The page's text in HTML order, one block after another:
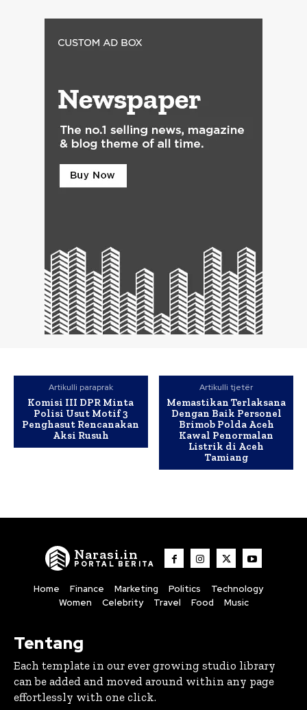
Artikulli paraprak
Komisi III DPR Minta
Polisi Usut Motif 3
Penghasut Rencanakan
Aksi Rusuh
Artikulli tjetër
Memastikan Terlaksana
Dengan Baik Personel
Brimob Polda Aceh
Kawal Penormalan
Listrik di Aceh
Tamiang
Narasi.in
PORTAL BERITA
Home Finance Marketing Politics
Technology
Women
Celebrity Travel Food Music
Tentang
Each template in our ever growing studio library
can be added and moved around within any page
effortlessly with one click.